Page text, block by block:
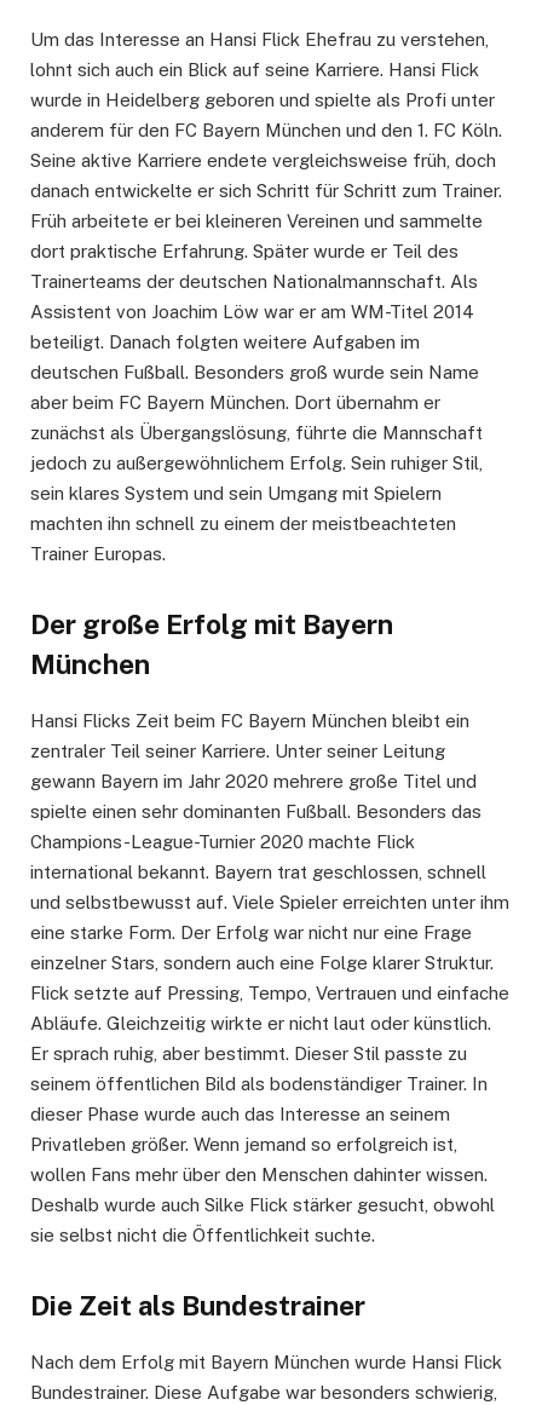
Um das Interesse an Hansi Flick Ehefrau zu verstehen,
lohnt sich auch ein Blick auf seine Karriere. Hansi Flick
wurde in Heidelberg geboren und spielte als Profi unter
anderem für den FC Bayern München und den 1. FC Köln.
Seine aktive Karriere endete vergleichsweise früh, doch
danach entwickelte er sich Schritt für Schritt zum Trainer.
Früh arbeitete er bei kleineren Vereinen und sammelte
dort praktische Erfahrung. Später wurde er Teil des
Trainerteams der deutschen Nationalmannschaft. Als
Assistent von Joachim Löw war er am WM-Titel 2014
beteiligt. Danach folgten weitere Aufgaben im
deutschen Fußball. Besonders groß wurde sein Name
aber beim FC Bayern München. Dort übernahm er
zunächst als Übergangslösung, führte die Mannschaft
jedoch zu außergewöhnlichem Erfolg. Sein ruhiger Stil,
sein klares System und sein Umgang mit Spielern
machten ihn schnell zu einem der meistbeachteten
Trainer Europas.
Der große Erfolg mit Bayern
München
Hansi Flicks Zeit beim FC Bayern München bleibt ein
zentraler Teil seiner Karriere. Unter seiner Leitung
gewann Bayern im Jahr 2020 mehrere große Titel und
spielte einen sehr dominanten Fußball. Besonders das
Champions-League-Turnier 2020 machte Flick
international bekannt. Bayern trat geschlossen, schnell
und selbstbewusst auf. Viele Spieler erreichten unter ihm
eine starke Form. Der Erfolg war nicht nur eine Frage
einzelner Stars, sondern auch eine Folge klarer Struktur.
Flick setzte auf Pressing, Tempo, Vertrauen und einfache
Abläufe. Gleichzeitig wirkte er nicht laut oder künstlich.
Er sprach ruhig, aber bestimmt. Dieser Stil passte zu
seinem öffentlichen Bild als bodenständiger Trainer. In
dieser Phase wurde auch das Interesse an seinem
Privatleben größer. Wenn jemand so erfolgreich ist,
wollen Fans mehr über den Menschen dahinter wissen.
Deshalb wurde auch Silke Flick stärker gesucht, obwohl
sie selbst nicht die Öffentlichkeit suchte.
Die Zeit als Bundestrainer
Nach dem Erfolg mit Bayern München wurde Hansi Flick
Bundestrainer. Diese Aufgabe war besonders schwierig,